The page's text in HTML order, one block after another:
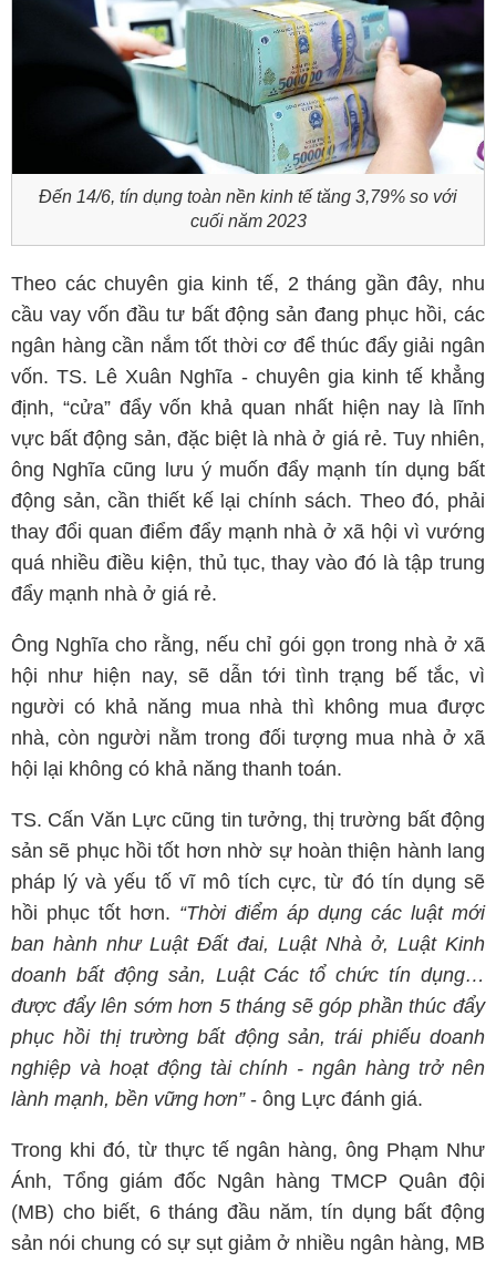
Đến 14/6, tín dụng toàn nền kinh tế tăng 3,79% so với
cuối năm 2023
Theo các chuyên gia kinh tế, 2 tháng gần đây, nhu
cầu vay vốn đầu tư bất động sản đang phục hồi, các
ngân hàng cần nắm tốt thời cơ để thúc đẩy giải ngân
vốn. TS. Lê Xuân Nghĩa - chuyên gia kinh tế khẳng
định, “cửa” đẩy vốn khả quan nhất hiện nay là lĩnh
vực bất động sản, đặc biệt là nhà ở giá rẻ. Tuy nhiên,
ông Nghĩa cũng lưu ý muốn đẩy mạnh tín dụng bất
động sản, cần thiết kế lại chính sách. Theo đó, phải
thay đổi quan điểm đẩy mạnh nhà ở xã hội vì vướng
quá nhiều điều kiện, thủ tục, thay vào đó là tập trung
đẩy mạnh nhà ở giá rẻ.
Ông Nghĩa cho rằng, nếu chỉ gói gọn trong nhà ở xã
hội như hiện nay, sẽ dẫn tới tình trạng bế tắc, vì
người có khả năng mua nhà thì không mua được
nhà, còn người nằm trong đối tượng mua nhà ở xã
hội lại không có khả năng thanh toán.
TS. Cấn Văn Lực cũng tin tưởng, thị trường bất động
sản sẽ phục hồi tốt hơn nhờ sự hoàn thiện hành lang
pháp lý và yếu tố vĩ mô tích cực, từ đó tín dụng sẽ
hồi phục tốt hơn. “Thời điểm áp dụng các luật mới
ban hành như Luật Đất đai, Luật Nhà ở, Luật Kinh
doanh bất động sản, Luật Các tổ chức tín dụng…
được đẩy lên sớm hơn 5 tháng sẽ góp phần thúc đẩy
phục hồi thị trường bất động sản, trái phiếu doanh
nghiệp và hoạt động tài chính - ngân hàng trở nên
lành mạnh, bền vững hơn” - ông Lực đánh giá.
Trong khi đó, từ thực tế ngân hàng, ông Phạm Như
Ánh, Tổng giám đốc Ngân hàng TMCP Quân đội
(MB) cho biết, 6 tháng đầu năm, tín dụng bất động
sản nói chung có sự sụt giảm ở nhiều ngân hàng, MB